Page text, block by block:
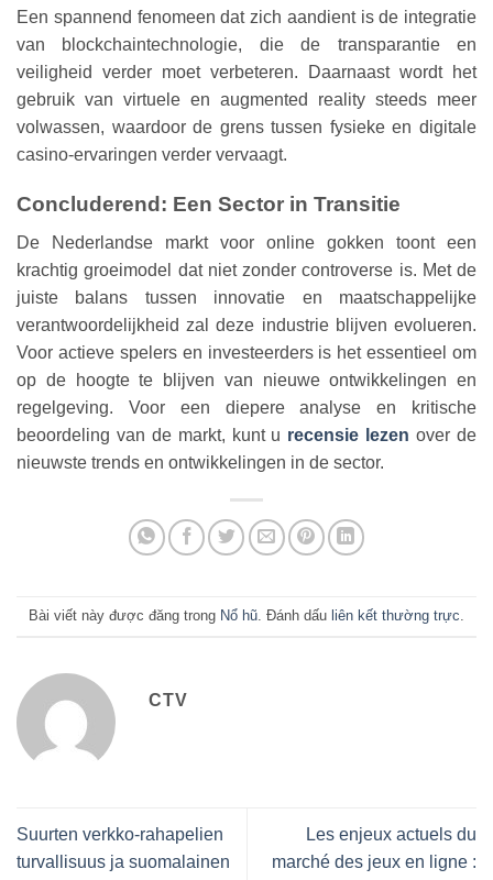
Een spannend fenomeen dat zich aandient is de integratie
van blockchaintechnologie, die de transparantie en
veiligheid verder moet verbeteren. Daarnaast wordt het
gebruik van virtuele en augmented reality steeds meer
volwassen, waardoor de grens tussen fysieke en digitale
casino-ervaringen verder vervaagt.
Concluderend: Een Sector in Transitie
De Nederlandse markt voor online gokken toont een
krachtig groeimodel dat niet zonder controverse is. Met de
juiste balans tussen innovatie en maatschappelijke
verantwoordelijkheid zal deze industrie blijven evolueren.
Voor actieve spelers en investeerders is het essentieel om
op de hoogte te blijven van nieuwe ontwikkelingen en
regelgeving. Voor een diepere analyse en kritische
beoordeling van de markt, kunt u recensie lezen over de
nieuwste trends en ontwikkelingen in de sector.
Bài viết này được đăng trong Nổ hũ . Đánh dấu liên kết thường trực
CTV
Suurten verkko-rahapelien
turvallisuus ja suomalainen
Les enjeux actuels du
marché des jeux en ligne :